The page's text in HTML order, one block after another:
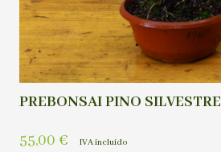
PREBONSAI PINO SILVESTRE
55,00 € IVA incluído